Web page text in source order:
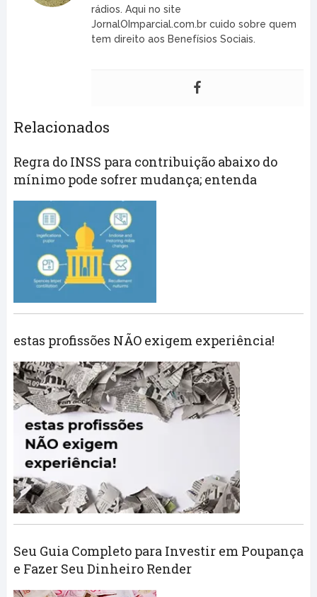
rádios. Aqui no site
JornalOImparcial.com.br cuido sobre quem
tem direito aos Benefísios Sociais.
Relacionados
Regra do INSS para contribuição abaixo do
mínimo pode sofrer mudança; entenda
estas profissões NÃO exigem experiência!
Seu Guia Completo para Investir em Poupança
e Fazer Seu Dinheiro Render